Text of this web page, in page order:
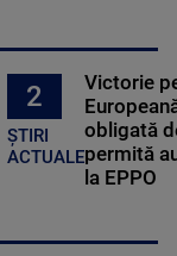
2
ȘTIRI
ACTUALE
Victorie
obligată
permită
la EPPO